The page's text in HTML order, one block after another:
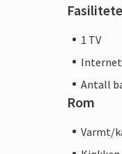
1 TV
Antall
Rom
Varmt/